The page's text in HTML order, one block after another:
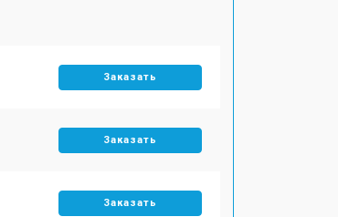
Заказать
Заказать
Заказать